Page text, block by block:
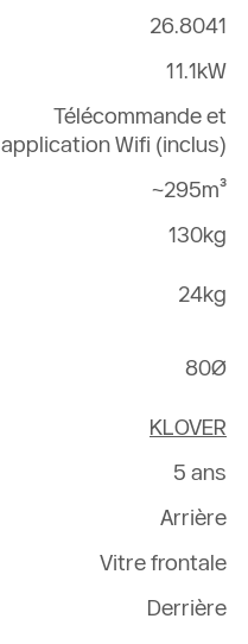
26.8041
11.1kW
Télécommande et
application Wifi (inclus)
~295m³
130kg
24kg
80Ø
KLOVER
5 ans
Arrière
Vitre frontale
Derrière